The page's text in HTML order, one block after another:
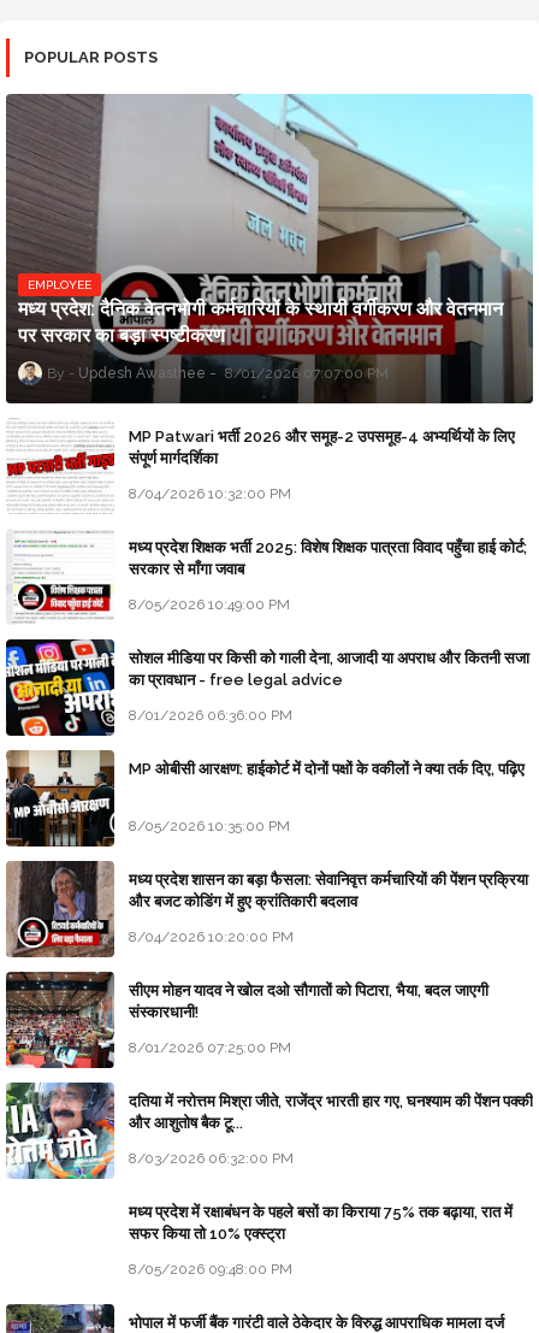
POPULAR POSTS
EMPLOYEE
मध्य प्रदेश: दैनिक वेतनभोगी कर्मचारियों के स्थायी वर्गीकरण और वेतनमान
पर सरकार का बड़ा स्पष्टीकरण
Updesh Awasthee 8/01/2026 07:07:00 PM
MP Patwari भर्ती 2026 और समूह-2 उपसमूह-4 अभ्यर्थियों के लिए
संपूर्ण मार्गदर्शिका
8/04/2026 10:32:00 PM
मध्य प्रदेश शिक्षक भर्ती 2025: विशेष शिक्षक पात्रता विवाद पहुँचा हाई कोर्ट;
सरकार से माँगा जवाब
8/05/2026 10:49:00 PM
सोशल मीडिया पर किसी को गाली देना, आजादी या अपराध और कितनी सजा
का प्रावधान - free legal advice
8/01/2026 06:36:00 PM
MP ओबीसी आरक्षण: हाईकोर्ट में दोनों पक्षों के वकीलों ने क्या तर्क दिए, पढ़िए
8/05/2026 10:35:00 PM
मध्य प्रदेश शासन का बड़ा फैसला: सेवानिवृत्त कर्मचारियों की पेंशन प्रक्रिया
और बजट कोडिंग में हुए क्रांतिकारी बदलाव
8/04/2026 10:20:00 PM
सीएम मोहन यादव ने खोल दओ सौगातों को पिटारा, भैया, बदल जाएगी
संस्कारधानी!
8/01/2026 07:25:00 PM
दतिया में नरोत्तम मिश्रा जीते, राजेंद्र भारती हार गए, घनश्याम की पेंशन पक्की
और आशुतोष बैक टू...
8/03/2026 06:32:00 PM
मध्य प्रदेश में रक्षाबंधन के पहले बसों का किराया 75% तक बढ़ाया, रात में
सफर किया तो 10% एक्स्ट्रा
8/05/2026 09:48:00 PM
भोपाल में फर्जी बैंक गारंटी वाले ठेकेदार के विरुद्ध आपराधिक मामला दर्ज